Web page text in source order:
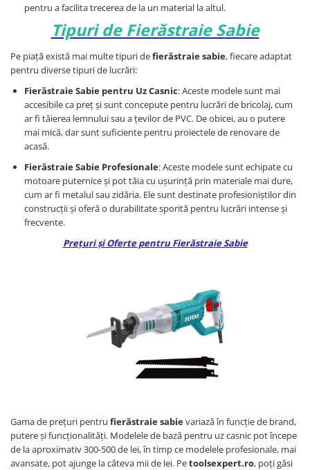
pentru a facilita trecerea de la un material la altul.
Tipuri de Fierăstraie Sabie
Pe piață există mai multe tipuri defierăstraie sabie, fiecare adaptat
pentru diverse tipuri de lucrări:
Fierăstraie Sabie pentru Uz Casnic: Aceste modele sunt mai
accesibile ca preț și sunt concepute pentru lucrări de bricolaj, cum
ar fi tăierea lemnului sau a țevilor de PVC. De obicei, au o putere
mai mică, dar sunt suficiente pentru proiectele de renovare de
acasă.
Fierăstraie Sabie Profesionale: Aceste modele sunt echipate cu
motoare puternice și pot tăia cu ușurință prin materiale mai dure,
cum ar fi metalul sau zidăria. Ele sunt destinate profesioniștilor din
construcții și oferă o durabilitate sporită pentru lucrări intense și
frecvente.
Prețuri și Oferte pentru Fierăstraie Sabie
Gama de prețuri pentru fierăstraie sabievariază în funcție de brand,
putere și funcționalități. Modelele de bază pentru uz casnic pot începe
de la aproximativ 300-500 de lei, în timp ce modelele profesionale, mai
avansate, pot ajunge la câteva mii de lei. Petoolsexpert.ro, poți găsi